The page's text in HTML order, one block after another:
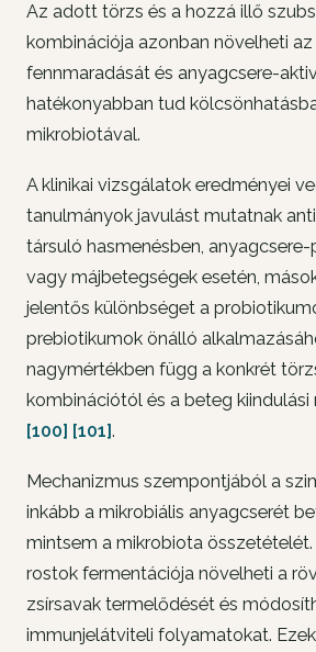
Az adott törzs és a hozzá illő
kombinációja azonban növelheti az
fennmaradását és anyagcsere-
hatékonyabban tud
mikrobiotával.
A klinikai vizsgálatok eredményei
tanulmányok javulást mutatnak
társuló hasmenésben,
vagy májbetegségek esetén,
jelentős különbséget a
prebiotikumok önálló
nagymértékben függ a konkrét
kombinációtól és a beteg
[100] [101].
Mechanizmus szempontjából a
inkább a mikrobiális anyagcserét
mintsem a mikrobiota
rostok fermentációja növelheti a
zsírsavak termelődését és
immunjelátviteli folyamatokat.